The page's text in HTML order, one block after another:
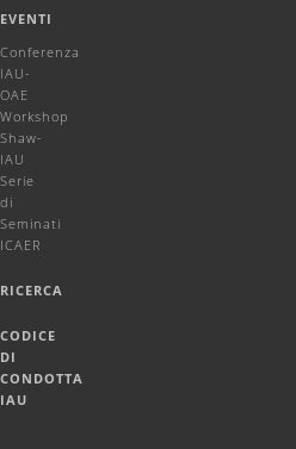
EVENTI
Conferenza
IAU-
OAE
Workshop
Shaw-
IAU
Serie
di
Seminati
ICAER
RICERCA
CODICE
DI
CONDOTTA
IAU